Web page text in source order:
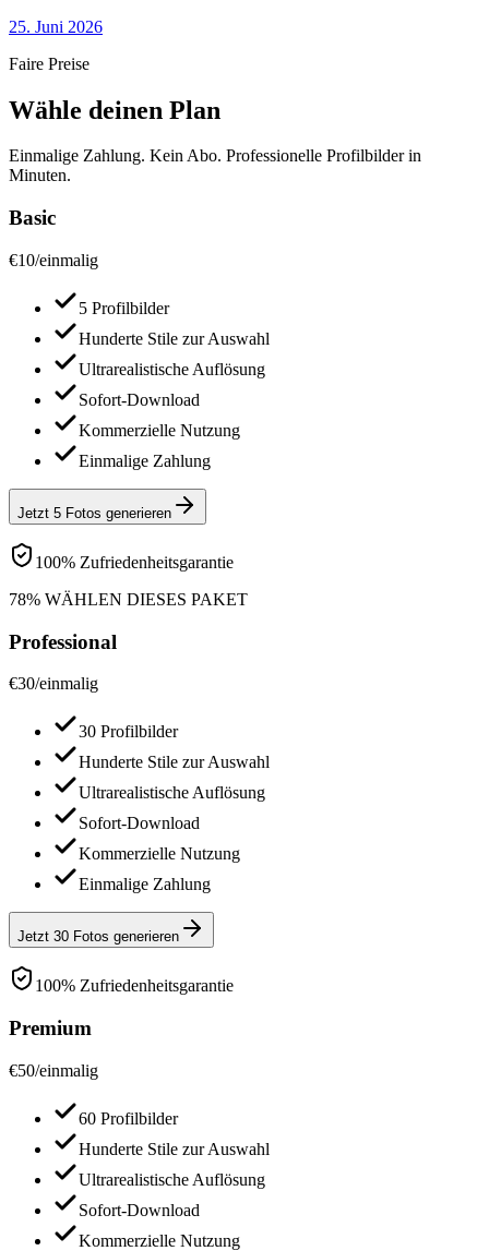
25. Juni 2026
Faire Preise
Wähle deinen Plan
Einmalige Zahlung. Kein Abo. Professionelle Profilbilder in
Minuten.
Basic
€10/einmalig
5 Profilbilder
Hunderte Stile zur Auswahl
Ultrarealistische Auflösung
Sofort-Download
Kommerzielle Nutzung
Einmalige Zahlung
Jetzt 5 Fotos generieren
100% Zufriedenheitsgarantie
78% WÄHLEN DIESES PAKET
Professional
€30/einmalig
30 Profilbilder
Hunderte Stile zur Auswahl
Ultrarealistische Auflösung
Sofort-Download
Kommerzielle Nutzung
Einmalige Zahlung
Jetzt 30 Fotos generieren
100% Zufriedenheitsgarantie
Premium
€50/einmalig
60 Profilbilder
Hunderte Stile zur Auswahl
Ultrarealistische Auflösung
Sofort-Download
Kommerzielle Nutzung